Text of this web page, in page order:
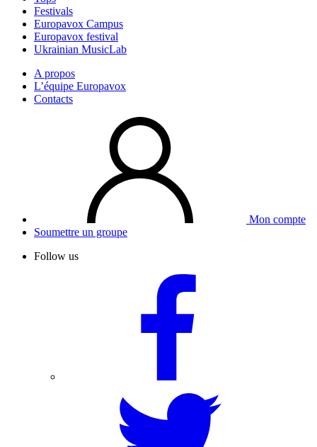
Festivals
Europavox Campus
Europavox festival
Ukrainian MusicLab
A propos
L’équipe Europavox
Contacts
Mon compte
Soumettre un groupe
Follow us